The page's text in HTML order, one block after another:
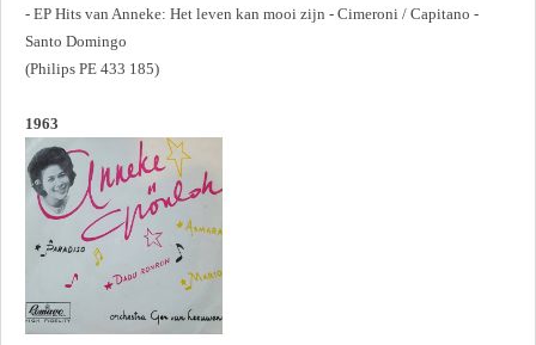
- EP Hits van Anneke: Het leven kan mooi zijn - Cimeroni / Capitano -
Santo Domingo
(Philips PE 433 185)
1963